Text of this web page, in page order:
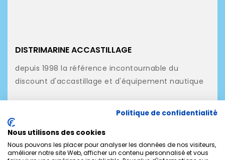
DISTRIMARINE ACCASTILLAGE
depuis 1998 la référence incontournable du
discount d'accastillage et d'équipement nautique
NOS PRODUITS
MON COMPTE
Politique de confidentialité
Nous utilisons des cookies
Nous pouvons les placer pour analyser les données de nos visiteurs,
améliorer notre site Web, afficher un contenu personnalisé et vous